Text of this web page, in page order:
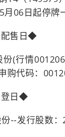
月06日起停牌
售日◆
(行情
购代码：
登日◆
--发行股数：